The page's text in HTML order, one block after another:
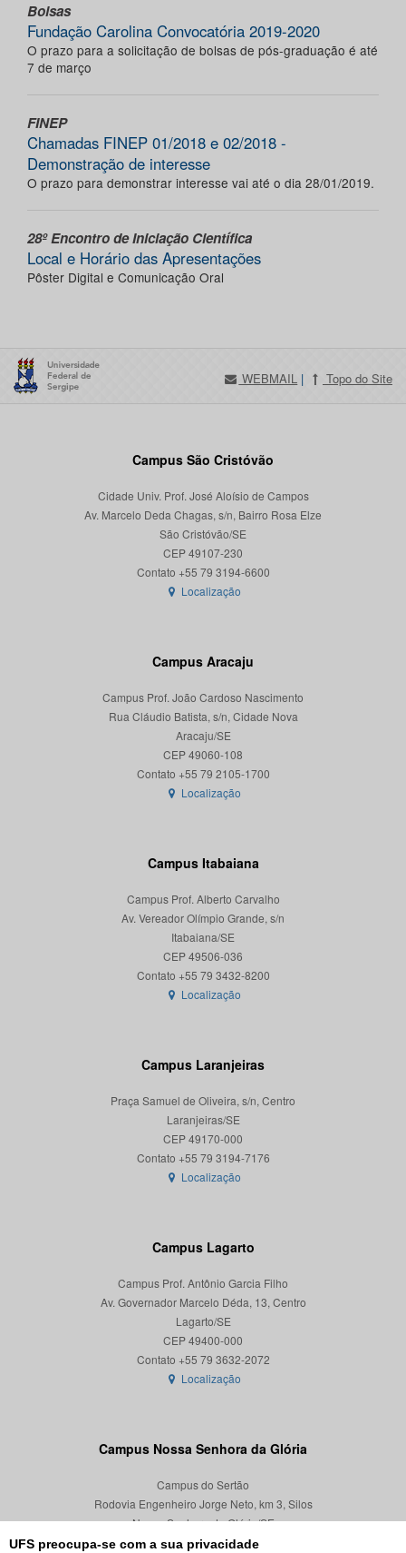
UFS preocupa-se com a sua privacidade
Bolsas
Fundação Carolina Convocatória 2019-2020
O prazo para a solicitação de bolsas de pós-graduação é até
7 de março
FINEP
Chamadas FINEP 01/2018 e 02/2018 -
Demonstração de interesse
O prazo para demonstrar interesse vai até o dia 28/01/2019.
28º Encontro de Iniciação Científica
Local e Horário das Apresentações
Pôster Digital e Comunicação Oral
WEBMAIL | Topo do Site
Campus São Cristóvão
Cidade Univ. Prof. José Aloísio de Campos
Av. Marcelo Deda Chagas, s/n, Bairro Rosa Elze
São Cristóvão/SE
CEP 49107-230
Localização
Campus Aracaju
Campus Prof. João Cardoso Nascimento
Rua Cláudio Batista, s/n, Cidade Nova
Aracaju/SE
CEP 49060-108
Localização
Campus Itabaiana
Campus Prof. Alberto Carvalho
Av. Vereador Olímpio Grande, s/n
Itabaiana/SE
CEP 49506-036
Localização
Campus Laranjeiras
Praça Samuel de Oliveira, s/n, Centro
Laranjeiras/SE
CEP 49170-000
Localização
Campus Lagarto
Campus Prof. Antônio Garcia Filho
Av. Governador Marcelo Déda, 13, Centro
Lagarto/SE
CEP 49400-000
Localização
Campus Nossa Senhora da Glória
Campus do Sertão
Rodovia Engenheiro Jorge Neto, km 3, Silos
Nossa Senhora da Glória/SE
CEP 49680-000